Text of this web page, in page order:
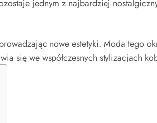
jednym z najbardziej
nowe estetyki. Moda tego
się we współczesnych stylizacjach